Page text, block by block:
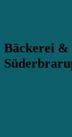
Bäckerei &